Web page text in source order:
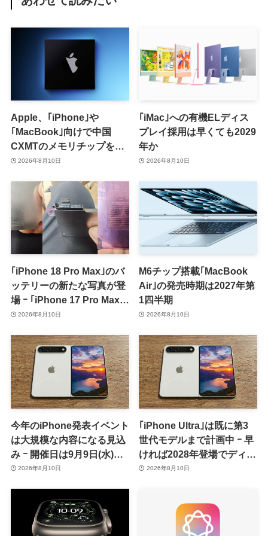
Apple、｢iPhone｣や
｢MacBook｣向けで中国
CXMTのメモリチップをテ
スト
2026年8月10日
｢iMac｣への有機ELディス
プレイ採用は早くても2029
年か
2026年8月10日
｢iPhone 18 Pro Max｣のバ
ッテリーの新たな写真が登
場 ｰ ｢iPhone 17 Pro Max｣
からの容量増加を確認
2026年8月10日
M6チップ搭載｢MacBook
Air｣の発売時期は2027年第
1四半期
2026年8月10日
今年のiPhone発表イベント
は大規模な内容になる見込
み ｰ 開催日は9月9日(水)、
予約受付開始日は9月12日
2026年8月10日
｢iPhone Ultra｣は既に第3
世代モデルまで計画中 ｰ 早
ければ2028年登場でディス
プレイが僅かに大型化
2026年8月10日